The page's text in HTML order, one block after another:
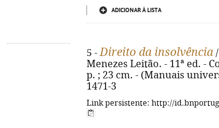
ADICIONAR À LISTA
5 -Direito da insolvência
Menezes Leitão. - 11ª ed. -
p. ; 23 cm. - (Manuais
1471-3
Link persistente: http://